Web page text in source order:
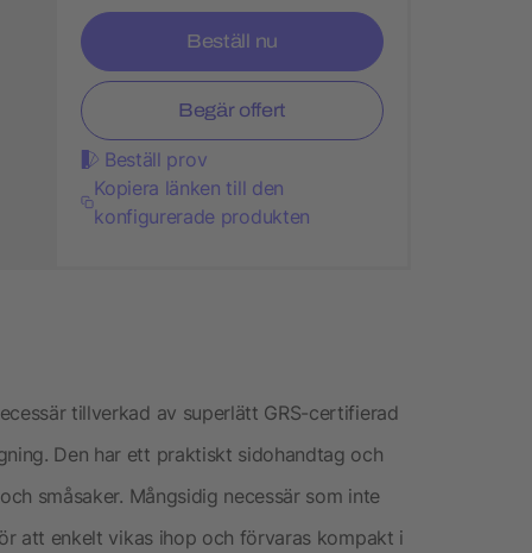
Beställ nu
Begär offert
Beställ prov
Kopiera länken till den
konfigurerade produkten
tillverkad av superlätt GRS-certifierad
Den har ett praktiskt sidohandtag och
småsaker. Mångsidig necessär som inte
att enkelt vikas ihop och förvaras kompakt i